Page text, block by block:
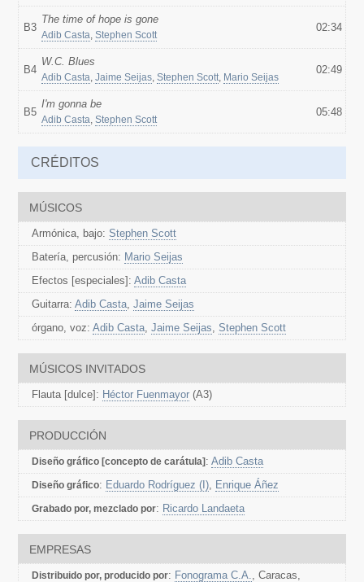
B3
The time of hope is gone
Adib Casta,Stephen Scott
02:34
B4
W.C. Blues
Adib Casta,Jaime Seijas,Stephen Scott, Mario Seijas
02:49
B5
I'm gonna be
Adib Casta,Stephen Scott
05:48
CRÉDITOS
MÚSICOS
Armónica, bajo:Stephen Scott
Batería, percusión: Mario Seijas
Efectos [especiales]:Adib Casta
Guitarra:Adib Casta,Jaime Seijas
órgano, voz:Adib Casta,Jaime Seijas,Stephen Scott
MÚSICOS INVITADOS
Flauta [dulce]: Héctor Fuenmayor (A3)
PRODUCCIÓN
Diseño gráfico [concepto de carátula] :Adib Casta
Diseño gráfico: Eduardo Rodríguez (I), Enrique Áñez
Grabado por, mezclado por: Ricardo Landaeta
EMPRESAS
Distribuido por, producido por: Fonograma C.A., Caracas,